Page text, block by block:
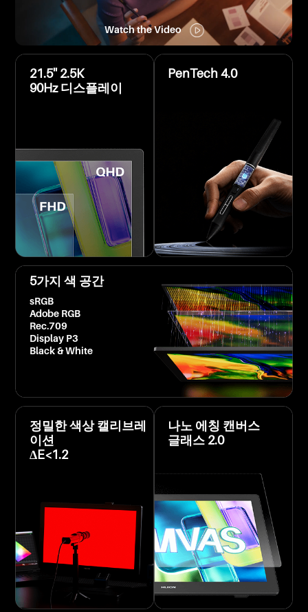
Watch the Video
21.5'' 2.5K
90Hz 디스플레이
PenTech 4.0
5가지 색 공간
sRGB
Adobe RGB
Rec.709
Display P3
Black & White
정밀한 색상 캘리브레
이션
ΔE<1.2
나노 에칭 캔버스
글래스 2.0